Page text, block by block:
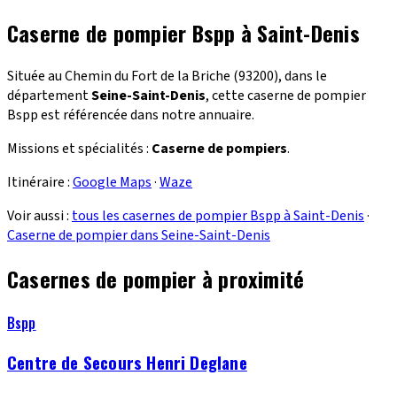
Caserne de pompier Bspp à Saint-Denis
Située au Chemin du Fort de la Briche (93200), dans le
départementSeine-Saint-Denis, cette caserne de pompier
Bspp est référencée dans notre annuaire.
Missions et spécialités : Caserne de pompiers.
Itinéraire :Google Maps·Waze
Voir aussi : tous les casernes de pompier Bspp à Saint-Denis·
Caserne de pompier dans Seine-Saint-Denis
Casernes de pompier à proximité
Bspp
Centre de Secours Henri Deglane